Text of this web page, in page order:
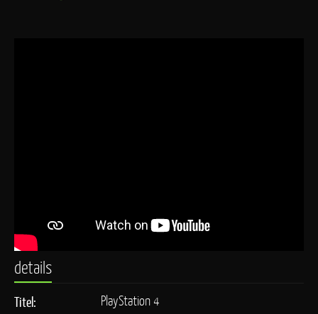
details
Titel:
PlayStation 4